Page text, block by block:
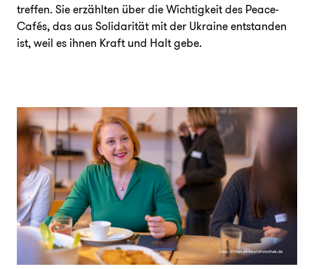
treffen. Sie erzählten über die Wichtigkeit des Peace-
Cafés, das aus Solidarität mit der Ukraine entstanden
ist, weil es ihnen Kraft und Halt gebe.